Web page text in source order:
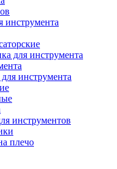
инструмента
для инструмента
инструмента
инструментов
плечо